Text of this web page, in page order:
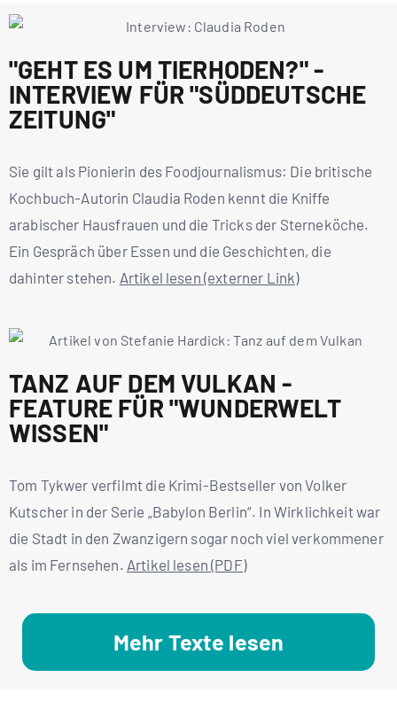
"GEHT ES UM TIERHODEN?" -
INTERVIEW FÜR "SÜDDEUTSCHE
ZEITUNG"
Sie gilt als Pionierin des Foodjournalismus: Die britische
Kochbuch-Autorin Claudia Roden kennt die Kniffe
arabischer Hausfrauen und die Tricks der Sterneköche.
Ein Gespräch über Essen und die Geschichten, die
dahinter stehen. Artikel lesen (externer Link)
TANZ AUF DEM VULKAN -
FEATURE FÜR "WUNDERWELT
WISSEN"
Tom Tykwer verfilmt die Krimi-Bestseller von Volker
Kutscher in der Serie „Babylon Berlin“. In Wirklichkeit war
die Stadt in den Zwanzigern sogar noch viel verkommener
als im Fernsehen. Artikel lesen (PDF)
Mehr Texte lesen